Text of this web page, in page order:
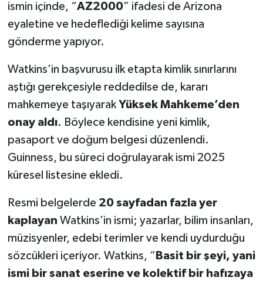
ismin içinde, “AZ2000” ifadesi de Arizona
eyaletine ve hedeflediği kelime sayısına
gönderme yapıyor.
Watkins’in başvurusu ilk etapta kimlik sınırlarını
aştığı gerekçesiyle reddedilse de, kararı
mahkemeye taşıyarak Yüksek Mahkeme’den
onay aldı. Böylece kendisine yeni kimlik,
pasaport ve doğum belgesi düzenlendi.
Guinness, bu süreci doğrulayarak ismi 2025
küresel listesine ekledi.
Resmi belgelerde 20 sayfadan fazla yer
kaplayan Watkins’in ismi; yazarlar, bilim insanları,
müzisyenler, edebi terimler ve kendi uydurduğu
sözcükleri içeriyor. Watkins, “ Basit bir şeyi, yani
ismi bir sanat eserine ve kolektif bir hafızaya